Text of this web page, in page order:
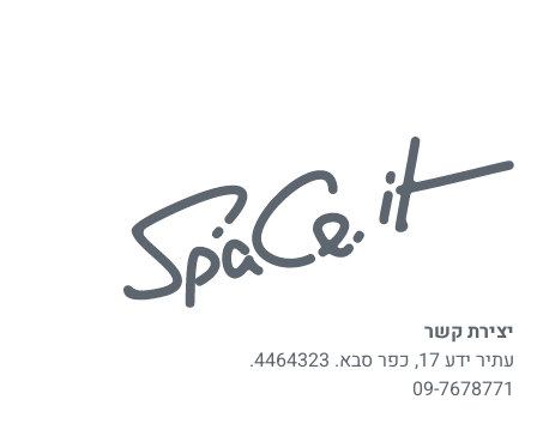
יצירת קשר
עתיר ידע 17, כפר סבא. 4464323.
09-7678771